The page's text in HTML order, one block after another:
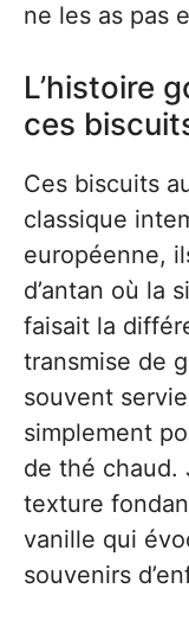
ne les as pas
L’histoire
ces
Ces biscuits
classique
européenne,
d’antan où la
faisait la
transmise de
souvent
simplement
de thé chaud.
texture
vanille qui
souvenirs